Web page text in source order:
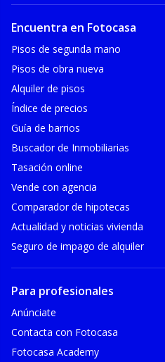
Encuentra en Fotocasa
Pisos de segunda mano
Pisos de obra nueva
Alquiler de pisos
Índice de precios
Guía de barrios
Buscador de Inmobiliarias
Tasación online
Vende con agencia
Comparador de hipotecas
Actualidad y noticias vivienda
Seguro de impago de alquiler
Para profesionales
Anúnciate
Contacta con Fotocasa
Fotocasa Academy